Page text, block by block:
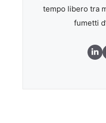
tempo libero tra
fumetti